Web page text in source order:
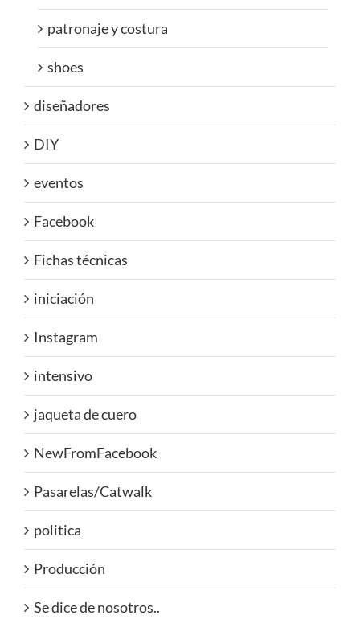
patronaje y costura
shoes
diseñadores
DIY
eventos
Facebook
Fichas técnicas
iniciación
Instagram
intensivo
jaqueta de cuero
NewFromFacebook
Pasarelas/Catwalk
politica
Producción
Se dice de nosotros..